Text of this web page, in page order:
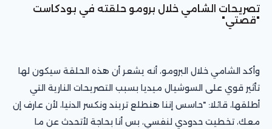
تصريحات الشامي خلال برومو حلقته في بودكاست
"قصتي"
وأكد الشامي خلال البرومو، أنه يشعر أن هذه الحلقة سيكون لها
تأثير قوي على السوشيال ميديا بسبب التصريحات النارية التي
أطلقها، قائلا: "حاسس إننا هنطلع تريند ونكسر الدنيا، لأن عارف إن
معك، تخطيت حدودي لنفسي، بس أنا بحاجة لأتحدث عن ما